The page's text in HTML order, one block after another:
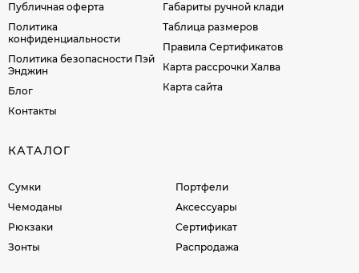
Публичная оферта
Политика
конфиденциальности
Политика безопасности Пэй
Энджин
Блог
Контакты
Габариты ручной клади
Таблица размеров
Правила Сертификатов
Карта рассрочки Халва
Карта сайта
КАТАЛОГ
Сумки
Чемоданы
Рюкзаки
Зонты
Портфели
Аксессуары
Сертификат
Распродажа